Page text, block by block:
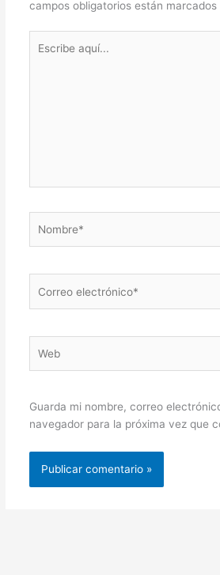
campos obligatorios están marcados
aquí...
electrónico*
Guarda mi nombre, correo
navegador para la próxima vez que